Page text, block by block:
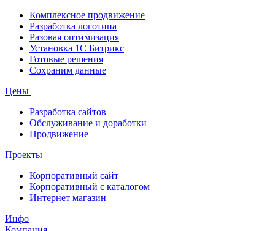
Комплексное продвижение
Разработка логотипа
Разовая оптимизация
Установка 1С Битрикс
Готовые решения
Сохраним данные
Цены
Разработка сайтов
Обслуживание и доработки
Продвижение
Проекты
Корпоративный сайт
Корпоративный с каталогом
Интернет магазин
Инфо